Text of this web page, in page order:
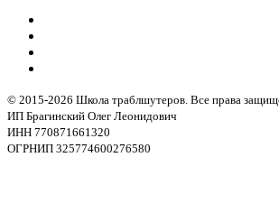
© 2015-2026 Школа траблшутеров. Все права
ИП Брагинский Олег Леонидович
ИНН 770871661320
ОГРНИП 325774600276580